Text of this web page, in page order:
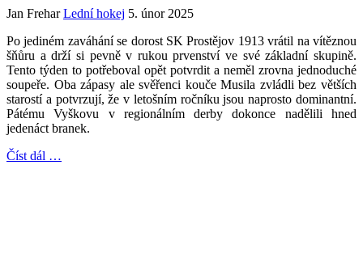
Jan Frehar Lední hokej 5. únor 2025
Po jediném zaváhání se dorost SK Prostějov 1913 vrátil na vítěznou
šňůru a drží si pevně v rukou prvenství ve své základní skupině.
Tento týden to potřeboval opět potvrdit a neměl zrovna jednoduché
soupeře. Oba zápasy ale svěřenci kouče Musila zvládli bez větších
starostí a potvrzují, že v letošním ročníku jsou naprosto dominantní.
Pátému Vyškovu v regionálním derby dokonce nadělili hned
jedenáct branek.
Číst dál …